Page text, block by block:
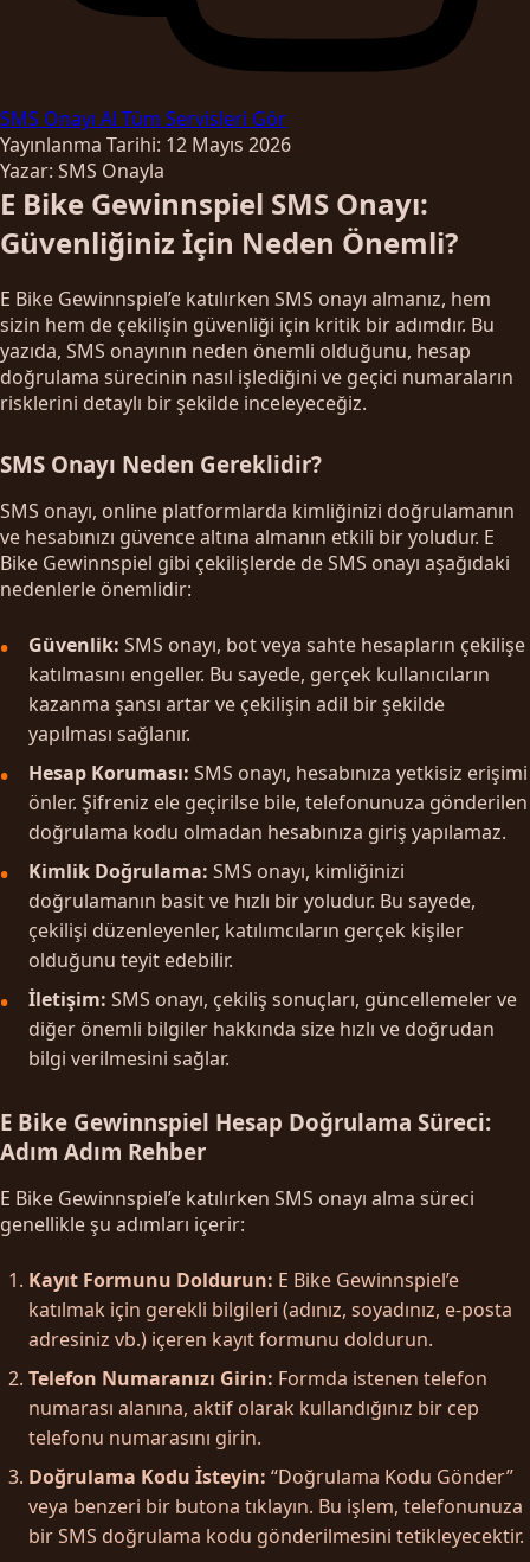
SMS Onayı Al Tüm Servisleri Gör
Yayınlanma Tarihi: 12 Mayıs 2026
Yazar: SMS Onayla
E Bike Gewinnspiel SMS Onayı:
Güvenliğiniz İçin Neden Önemli?
E Bike Gewinnspiel’e katılırken SMS onayı almanız, hem
sizin hem de çekilişin güvenliği için kritik bir adımdır. Bu
yazıda, SMS onayının neden önemli olduğunu, hesap
doğrulama sürecinin nasıl işlediğini ve geçici numaraların
risklerini detaylı bir şekilde inceleyeceğiz.
SMS Onayı Neden Gereklidir?
SMS onayı, online platformlarda kimliğinizi doğrulamanın
ve hesabınızı güvence altına almanın etkili bir yoludur. E
Bike Gewinnspiel gibi çekilişlerde de SMS onayı aşağıdaki
nedenlerle önemlidir:
Güvenlik: SMS onayı, bot veya sahte hesapların çekilişe
katılmasını engeller. Bu sayede, gerçek kullanıcıların
kazanma şansı artar ve çekilişin adil bir şekilde
yapılması sağlanır.
Hesap Koruması: SMS onayı, hesabınıza yetkisiz erişimi
önler. Şifreniz ele geçirilse bile, telefonunuza gönderilen
doğrulama kodu olmadan hesabınıza giriş yapılamaz.
Kimlik Doğrulama: SMS onayı, kimliğinizi
doğrulamanın basit ve hızlı bir yoludur. Bu sayede,
çekilişi düzenleyenler, katılımcıların gerçek kişiler
olduğunu teyit edebilir.
İletişim: SMS onayı, çekiliş sonuçları, güncellemeler ve
diğer önemli bilgiler hakkında size hızlı ve doğrudan
bilgi verilmesini sağlar.
E Bike Gewinnspiel Hesap Doğrulama Süreci:
Adım Adım Rehber
E Bike Gewinnspiel’e katılırken SMS onayı alma süreci
genellikle şu adımları içerir:
Kayıt Formunu Doldurun: E Bike Gewinnspiel’e
katılmak için gerekli bilgileri (adınız, soyadınız, e-posta
adresiniz vb.) içeren kayıt formunu doldurun.
Telefon Numaranızı Girin: Formda istenen telefon
numarası alanına, aktif olarak kullandığınız bir cep
telefonu numarasını girin.
Doğrulama Kodu İsteyin: “Doğrulama Kodu Gönder”
veya benzeri bir butona tıklayın. Bu işlem, telefonunuza
bir SMS doğrulama kodu gönderilmesini tetikleyecektir.